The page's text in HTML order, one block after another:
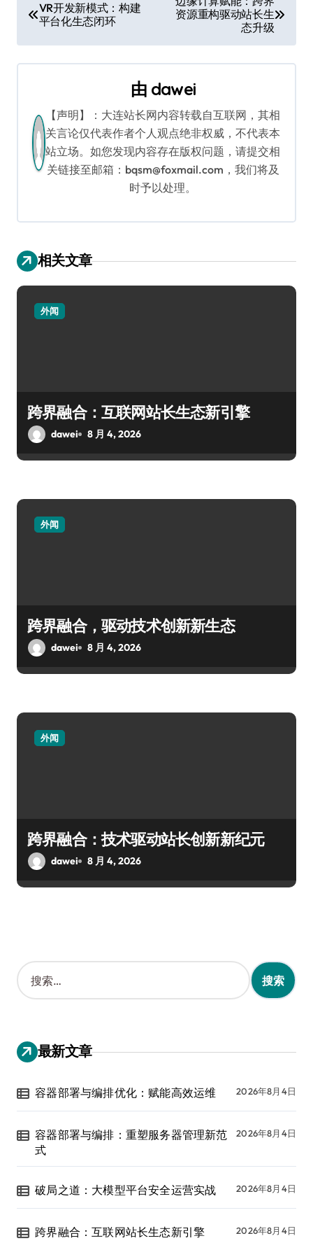
章
导
VR开发新模式：构建
平台化生态闭环
资源重构驱动站长生
态升级
由 dawei
【声明】：大连站长网内容转载自互联网，其相
关言论仅代表作者个人观点绝非权威，不代表本
站立场。如您发现内容存在版权问题，请提交相
关链接至邮箱：bqsm@foxmail.com，我们将及
时予以处理。
相关文章
外闻
跨界融合：互联网站长生态新引擎
dawei 8 月 4, 2026
外闻
跨界融合，驱动技术创新新生态
dawei 8 月 4, 2026
外闻
跨界融合：技术驱动站长创新新纪元
dawei 8 月 4, 2026
搜
索
：
最新文章
容器部署与编排优化：赋能高效运维 2026年8月4日
容器部署与编排：重塑服务器管理新范
式
2026年8月4日
破局之道：大模型平台安全运营实战 2026年8月4日
跨界融合：互联网站长生态新引擎 2026年8月4日